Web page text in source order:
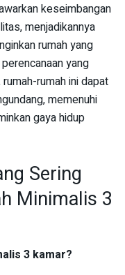
keseimbangan
menjadikannya
rumah yang
yang
rumah ini dapat
memenuhi
gaya hidup
Sering
Minimalis 3
3 kamar?